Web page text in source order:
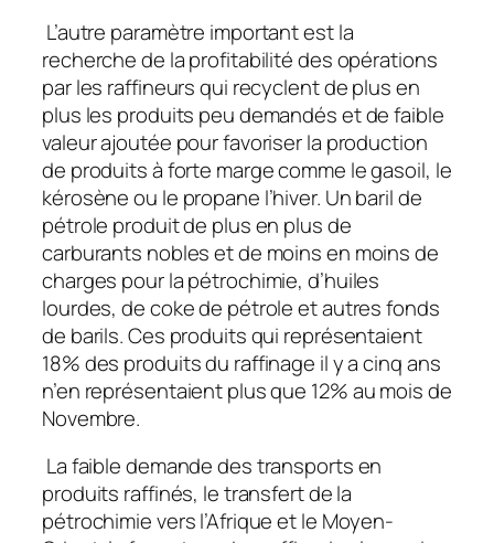
L’autre paramètre important est la
recherche de la profitabilité des opérations
par les raffineurs qui recyclent de plus en
plus les produits peu demandés et de faible
valeur ajoutée pour favoriser la production
de produits à forte marge comme le gasoil, le
kérosène ou le propane l’hiver. Un baril de
pétrole produit de plus en plus de
carburants nobles et de moins en moins de
charges pour la pétrochimie, d’huiles
lourdes, de coke de pétrole et autres fonds
de barils. Ces produits qui représentaient
18% des produits du raffinage il y a cinq ans
n’en représentaient plus que 12% au mois de
Novembre.
La faible demande des transports en
produits raffinés, le transfert de la
pétrochimie vers l’Afrique et le Moyen-